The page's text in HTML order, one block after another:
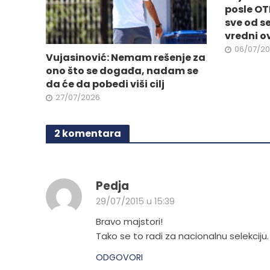
stranici
proizvoda.
Vujasinović: Nemam rešenje za
ono što se događa, nadam se
da će da pobedi viši cilj
27/07/2026
posle
sve od
vredni
06/07/
2 komentara
Pedja
29/07/2015 u 15:39
Bravo majstori!
Tako se to radi za nacionalnu
ODGOVORI